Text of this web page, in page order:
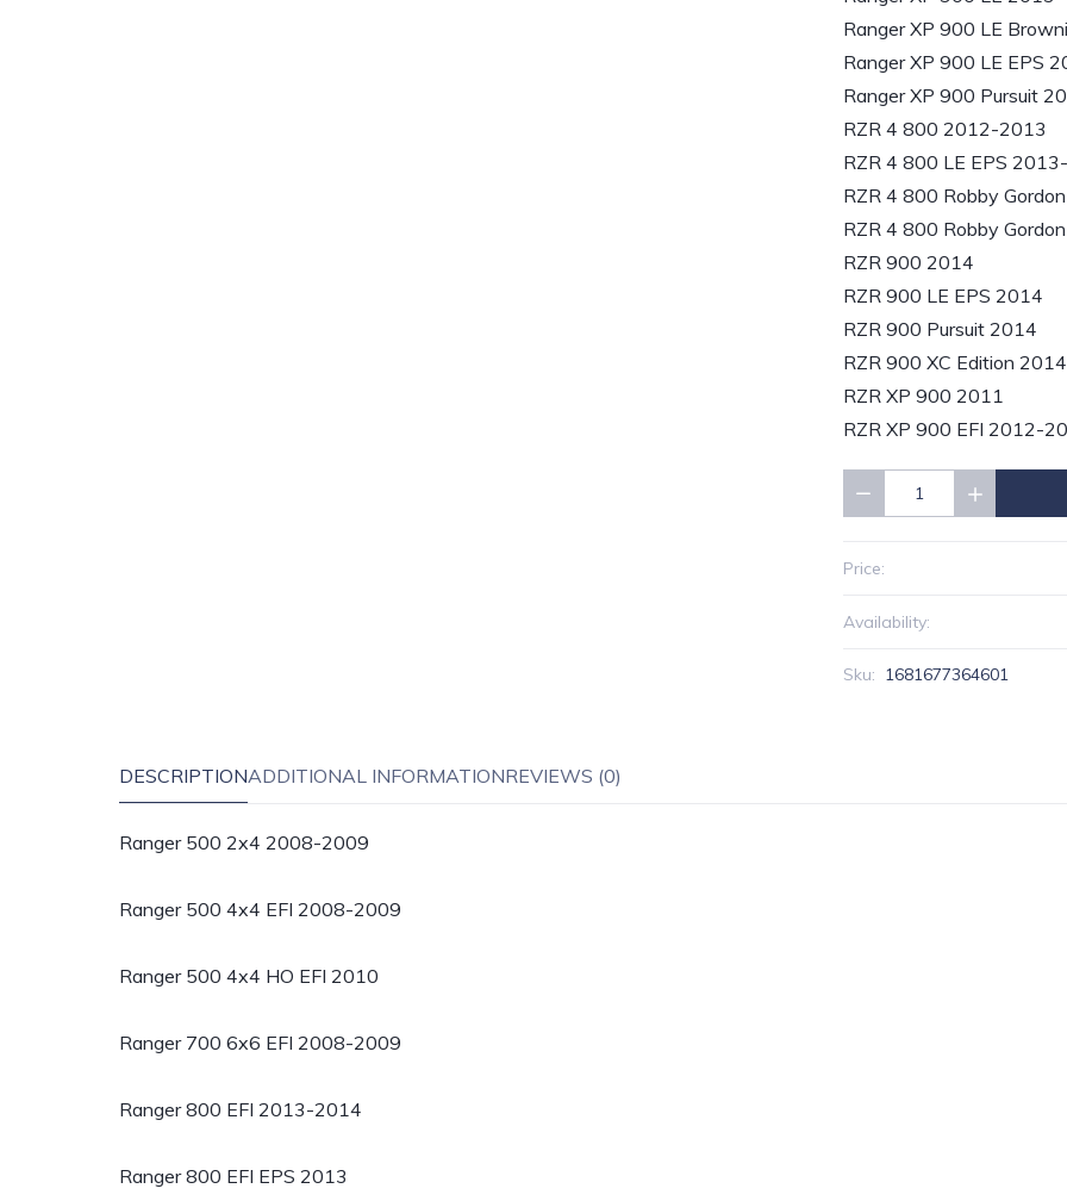
Ranger XP 900 LE
Ranger XP 900 LE EPS
Ranger XP 900 Pursuit
RZR 4 800 2012-2013
RZR 4 800 LE EPS
RZR 4 800 Robby
RZR 4 800 Robby
RZR 900 2014
RZR 900 LE EPS 2014
RZR 900 Pursuit 2014
RZR 900 XC Edition 2014
RZR XP 900 2011
RZR XP 900 EFI 2012-
Price:
Availability:
Sku: 1681677364601
DESCRIPTIONADDITIONAL INFORMATIONREVIEWS (0)
Ranger 500 2x4 2008-2009
Ranger 500 4x4 EFI 2008-2009
Ranger 500 4x4 HO EFI 2010
Ranger 700 6x6 EFI 2008-2009
Ranger 800 EFI 2013-2014
Ranger 800 EFI EPS 2013